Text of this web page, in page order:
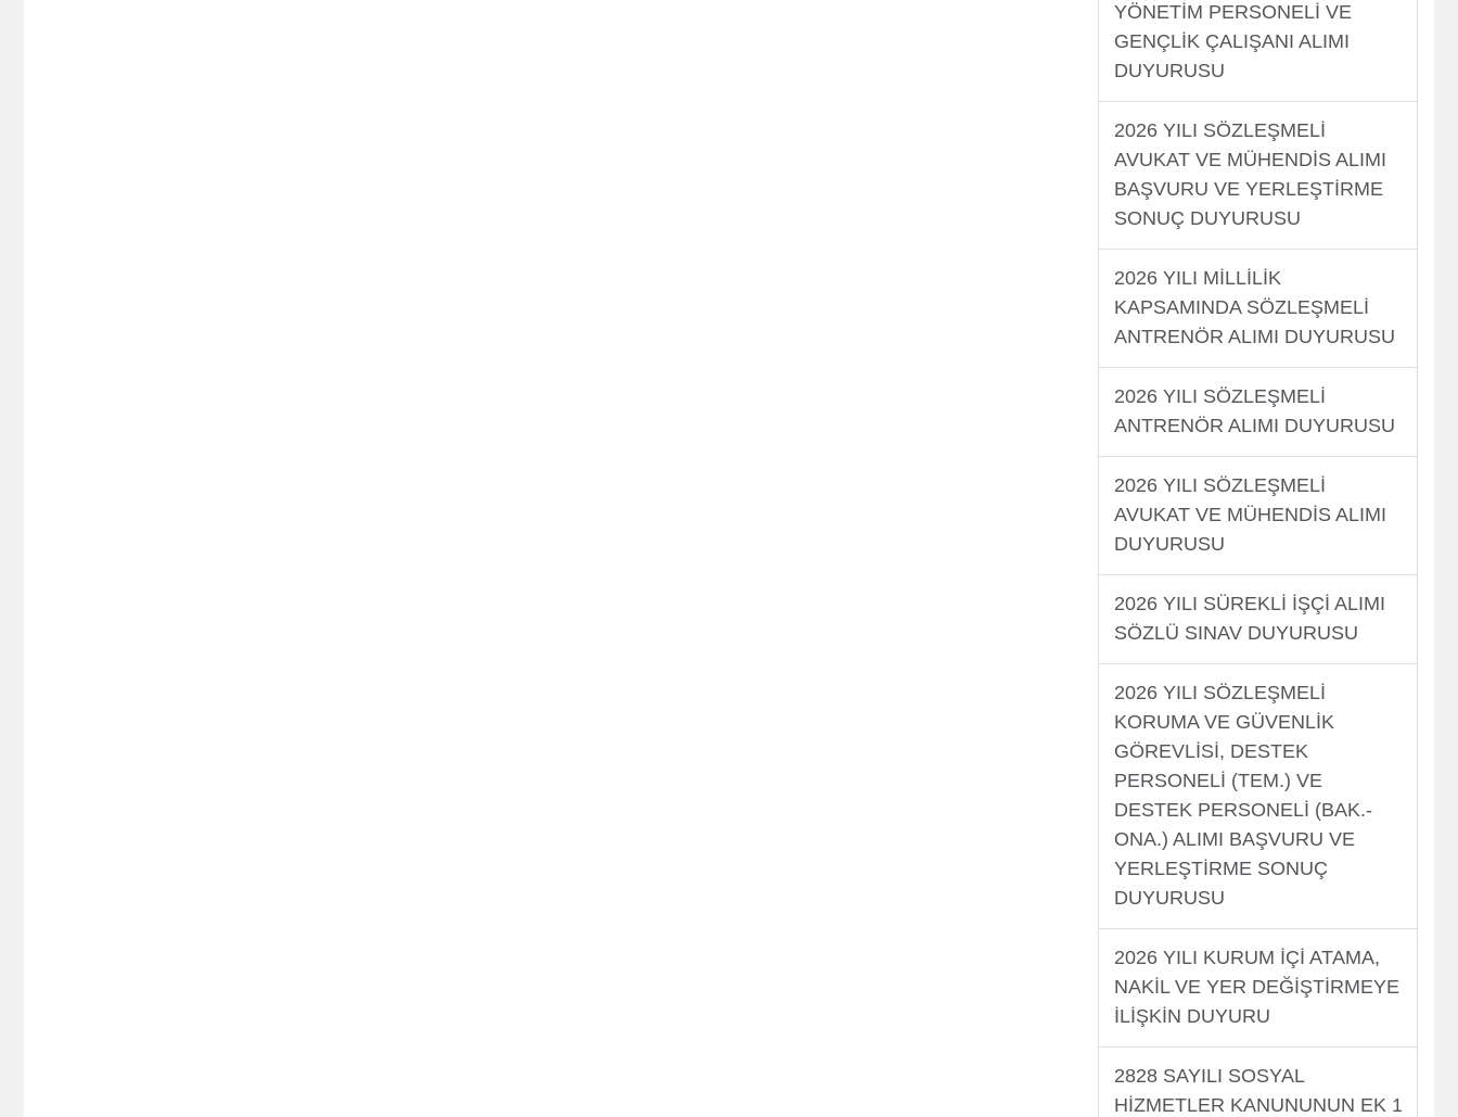
YÖNETİM PERSONELİ VE
GENÇLİK ÇALIŞANI ALIMI
DUYURUSU
2026 YILI SÖZLEŞMELİ
AVUKAT VE MÜHENDİS ALIMI
BAŞVURU VE YERLEŞTİRME
SONUÇ DUYURUSU
2026 YILI MİLLİLİK
KAPSAMINDA SÖZLEŞMELİ
ANTRENÖR ALIMI DUYURUSU
2026 YILI SÖZLEŞMELİ
ANTRENÖR ALIMI DUYURUSU
2026 YILI SÖZLEŞMELİ
AVUKAT VE MÜHENDİS ALIMI
DUYURUSU
2026 YILI SÜREKLİ İŞÇİ ALIMI
SÖZLÜ SINAV DUYURUSU
2026 YILI SÖZLEŞMELİ
KORUMA VE GÜVENLİK
GÖREVLİSİ, DESTEK
PERSONELİ (TEM.) VE
DESTEK PERSONELİ (BAK.-
ONA.) ALIMI BAŞVURU VE
YERLEŞTİRME SONUÇ
DUYURUSU
2026 YILI KURUM İÇİ ATAMA,
NAKİL VE YER DEĞİŞTİRMEYE
İLİŞKİN DUYURU
2828 SAYILI SOSYAL
HİZMETLER KANUNUNUN EK 1